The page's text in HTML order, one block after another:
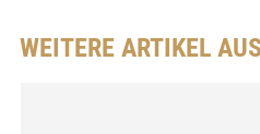
WEITERE ARTIKEL